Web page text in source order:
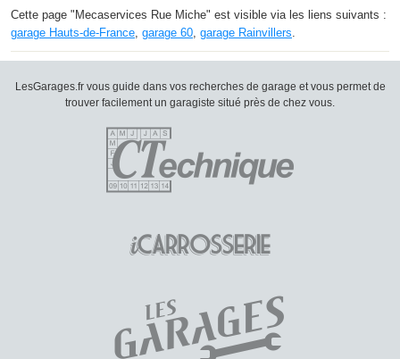
Cette page "Mecaservices Rue Miche" est visible via les liens suivants :
garage Hauts-de-France, garage 60, garage Rainvillers.
LesGarages.fr vous guide dans vos recherches de garage et vous permet de
trouver facilement un garagiste situé près de chez vous.